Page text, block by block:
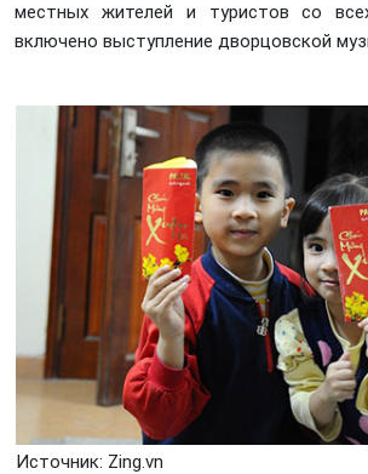
местных жителей и туристов со
включено выступление дворцовской
Источник: Zing.vn